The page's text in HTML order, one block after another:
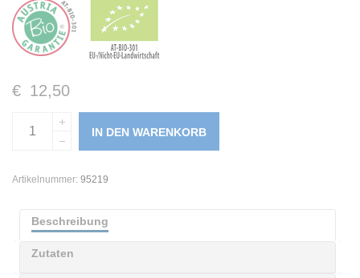
€ 12,50
IN DEN WARENKORB
Artikelnummer: 95219
Beschreibung
Zutaten